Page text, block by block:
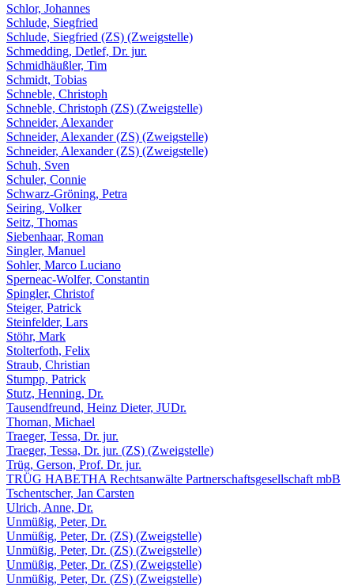
Schlor, Johannes
Schlude, Siegfried
Schlude, Siegfried (ZS) (Zweigstelle)
Schmedding, Detlef, Dr. jur.
Schmidhäußler, Tim
Schmidt, Tobias
Schneble, Christoph
Schneble, Christoph (ZS) (Zweigstelle)
Schneider, Alexander
Schneider, Alexander (ZS) (Zweigstelle)
Schneider, Alexander (ZS) (Zweigstelle)
Schuh, Sven
Schuler, Connie
Schwarz-Gröning, Petra
Seiring, Volker
Seitz, Thomas
Siebenhaar, Roman
Singler, Manuel
Sohler, Marco Luciano
Sperneac-Wolfer, Constantin
Spingler, Christof
Steiger, Patrick
Steinfelder, Lars
Stöhr, Mark
Stolterfoth, Felix
Straub, Christian
Stumpp, Patrick
Stutz, Henning, Dr.
Tausendfreund, Heinz Dieter, JUDr.
Thoman, Michael
Traeger, Tessa, Dr. jur.
Traeger, Tessa, Dr. jur. (ZS) (Zweigstelle)
Trüg, Gerson, Prof. Dr. jur.
TRÜG HABETHA Rechtsanwälte Partnerschaftsgesellschaft mbB
Tschentscher, Jan Carsten
Ulrich, Anne, Dr.
Unmüßig, Peter, Dr.
Unmüßig, Peter, Dr. (ZS) (Zweigstelle)
Unmüßig, Peter, Dr. (ZS) (Zweigstelle)
Unmüßig, Peter, Dr. (ZS) (Zweigstelle)
Unmüßig, Peter, Dr. (ZS) (Zweigstelle)